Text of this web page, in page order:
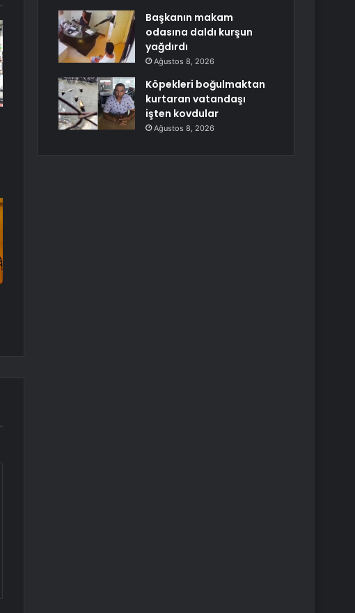
Başkanın makam
odasına daldı kurşun
yağdırdı
Ağustos 8, 2026
Köpekleri boğulmaktan
kurtaran vatandaşı
işten kovdular
Ağustos 8, 2026